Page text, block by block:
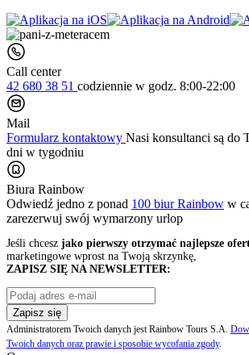
Call center
42 680 38 51 codziennie w godz. 8:00-22:00
Mail
Formularz kontaktowy Nasi konsultanci są do
dni w tygodniu
Biura Rainbow
Odwiedź jedno z ponad 100 biur Rainbow w
zarezerwuj swój wymarzony urlop
Jeśli chcesz jako pierwszy otrzymać najlepsze
marketingowe wprost na Twoją skrzynkę,
ZAPISZ SIĘ NA NEWSLETTER:
Zapisz się
Administratorem Twoich danych jest Rainbow Tours S.A.
Twoich danych oraz prawie i sposobie wycofania zgody.